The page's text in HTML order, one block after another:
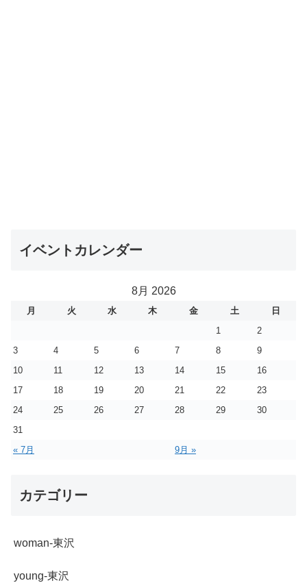
イベントカレンダー
8月 2026
月 火 水 木 金 土
日
1
2
3
4 5 6 7 8
9
10
11 12 13 14 15
16
17
18 19 20 21 22
23
24
25 26 27 28 29
30
31
« 7月
9月 »
カテゴリー
woman-東沢
young-東沢